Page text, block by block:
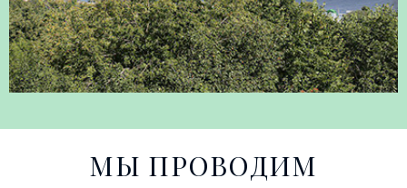
МЫ ПРОВОДИМ